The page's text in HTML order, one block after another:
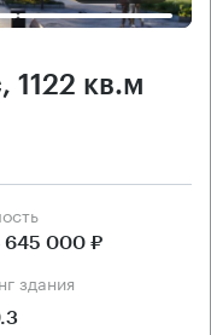
кв.м
645 000 ₽
здания